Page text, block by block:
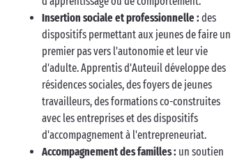
Insertion sociale et professionnelle : des
dispositifs permettant aux jeunes de faire un
premier pas vers l'autonomie et leur vie
d'adulte. Apprentis d'Auteuil développe des
résidences sociales, des foyers de jeunes
travailleurs, des formations co-construites
avec les entreprises et des dispositifs
d'accompagnement à l'entrepreneuriat.
Accompagnement des familles : un soutien